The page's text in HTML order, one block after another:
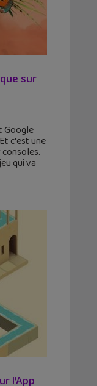
sur
Google
c'est une
qui va
l’App